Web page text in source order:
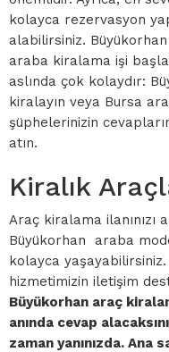
kolayca rezervasyon
alabilirsiniz.
araba kiralama işi
aslında çok kolaydır:
kiralayın veya Bursa
şüphelerinizin
atın.
Kiralık
Araç kiralama ilanınızı
Büyükorhan araba
kolayca
hizmetimizin iletişim
Büyükorhan araç
anında cevap
zaman yanınızda. Ana